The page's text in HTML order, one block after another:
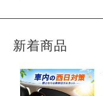
新着商品